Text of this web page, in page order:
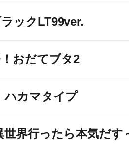
ックLT99ver.
おだてブタ2
ハカマタイプ
世界行ったら本気だす